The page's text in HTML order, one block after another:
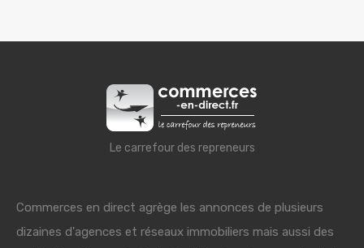
Le carrefour des repreneurs
Commerces en direct agrège les annonces de plusieurs
dizaines d'agences et réseaux immobiliers mais aussi des